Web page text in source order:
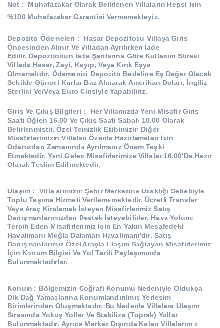
Not : Muhafazakar Olarak Belirlenen Villaların Hepsi İçin
%100 Muhafazakar Garantisi Vermemekteyiz.
Depozito Ödemeleri : Hasar Depozitosu Villaya Giriş
Öncesinden Alınır Ve Villadan Ayrılırken İade
Edilir. Depozitonun İade Şartlarına Göre Kullanım Süresi
Villada Hasar, Zayi, Kayıp, Veya Kırık Eşya
Olmamalıdır. Ödemenizi Depozito Bedeline Eş Değer Olacak
Şekilde Güncel Kurlar Baz Alınarak Amerikan Doları, İngiliz
Sterlini Ve/Veya Euro Cinsiyle Yapabiliriz.
Giriş Ve Çıkış Bilgileri : Her Villamızda Yeni Misafir Giriş
Saati Öğlen 16.00 Ve Çıkış Saati Sabah 10.00 Olarak
Belirlenmiştir.Özel Temizlik Ekibimizin Diğer
Misafirlerimizin Villaları Özenle Hazırlamaları İçin
Odanızdan Zamanında Ayrılmanız Önem Teşkil
Etmektedir.Yeni Gelen Misafirlerimize Villalar 16.00'Da Hazır
Olarak Teslim Edilmektedir.
Ulaşım : Villalarımızın Şehir Merkezine Uzaklığı Sebebiyle
Toplu Taşıma Hizmeti Verilememektedir. Ücretli Transfer
Veya Araç Kiralamak İsteyen Misafirlerimiz Satış
Danışmanlarımızdan Destek İsteyebilirler. Hava Yolunu
Tercih Eden Misafirlerimiz İçin En Yakın Mesafedeki
Havalimanı Muğla Dalaman Havalimanı'dır.Satış
Danışmanlarımız Özel Araçla Ulaşım Sağlayan Misafirlerimiz
İçin Konum Bilgisi Ve Yol Tarifi Paylaşımında
Bulunmaktadırlar.
Konum: Bölgemizin Coğrafi Konumu Nedeniyle Oldukça
Dik Dağ Yamaçlarına Konumlandırılmış Yerleşim
Birimlerinden Oluşmaktadır. Bu Nedenle Villalara Ulaşım
Sırasında Yokuş Yollar Ve Stabilize (Toprak) Yollar
Bulunmaktadır. Ayrıca Merkez Dışında Kalan Villalarımız